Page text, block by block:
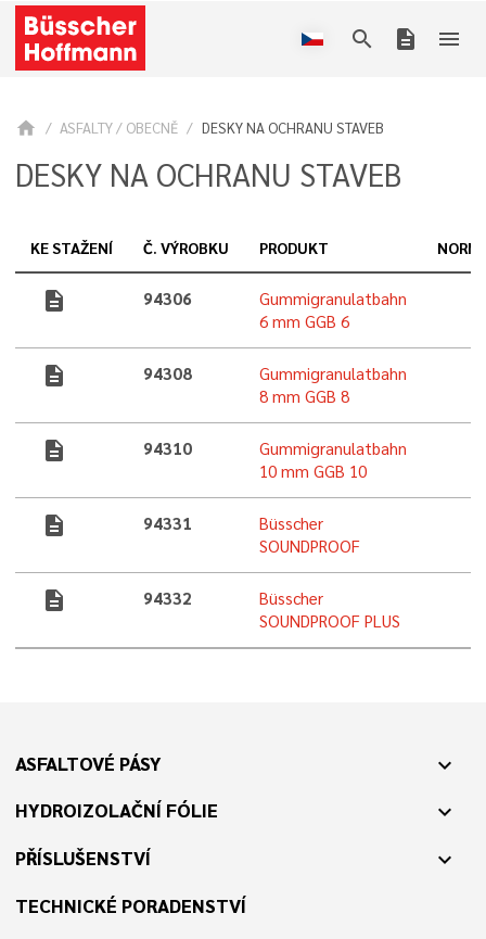
search description menu
home ASFALTY / OBECNĚ DESKY NA OCHRANU STAVEB
DESKY NA OCHRANU STAVEB
KE STAŽENÍ Č. VÝROBKU PRODUKT
description 94306
Gummigranulatbahn
6 mm GGB 6
description 94308
Gummigranulatbahn
8 mm GGB 8
description 94310
Gummigranulatbahn
10 mm GGB 10
description 94331
Büsscher
SOUNDPROOF
description 94332
Büsscher
SOUNDPROOF PLUS
ASFALTOVÉ PÁSY expand_more
HYDROIZOLAČNÍ FÓLIE expand_more
PŘÍSLUŠENSTVÍ expand_more
TECHNICKÉ PORADENSTVÍ